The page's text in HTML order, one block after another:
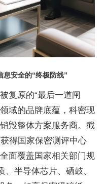
息安全的“终极防线”
复原的“最后一道闸
域的品牌底蕴，科密现
毁整体方案服务商。截
得国家保密测评中心
面覆盖国家相关部门规
、半导体芯片、硒鼓、